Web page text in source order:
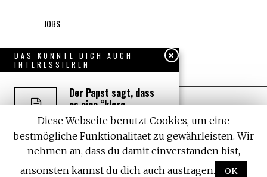
JOBS
Über uns, den “Wächter”
All rights reserved. Designed by Withemes
Diese Webseite benutzt Cookies, um eine
bestmögliche Funktionalitaet zu gewährleisten. Wir
nehmen an, dass du damit einverstanden bist,
ansonsten kannst du dich auch austragen.
OK
DAS KÖNNTE DICH AUCH
INTERESSIEREN
Der Papst sagt, dass
es eine “klare
Notwendigkeit für
Wissenschaft” gibt, um
den Planeten zu
schützen
Pocket LinkedIn 0